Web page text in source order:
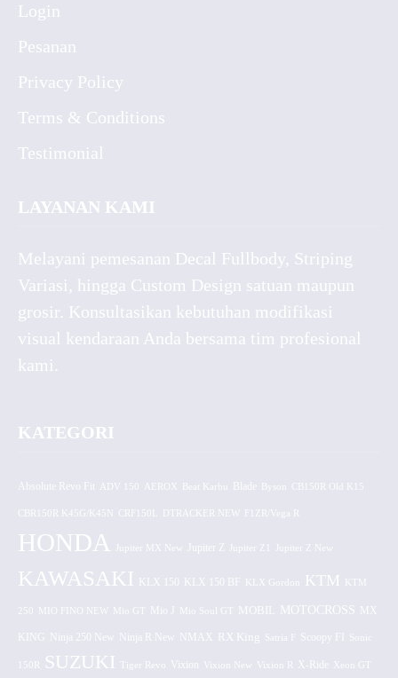
Login
Pesanan
Privacy Policy
Terms & Conditions
Testimonial
LAYANAN KAMI
Melayani pemesanan Decal Fullbody, Striping
Variasi, hingga Custom Design satuan maupun
grosir. Konsultasikan kebutuhan modifikasi
visual kendaraan Anda bersama tim profesional
kami.
KATEGORI
Absolute Revo Fit ADV 150 AEROX CB150R Old K15
CBR150R K45G/K45N CRF150L DTRACKER NEW F1ZR/Vega R
HONDA Jupiter MX New Jupiter Z Jupiter Z1 Jupiter Z New
KAWASAKI KLX 150 KLX 150 BF KLX Gordon KTM KTM
250 MIO FINO NEW Mio GT Mio J Mio Soul GT MOBIL MOTOCROSS MX
KING Ninja 250 New Ninja R New NMAX RX King Satria F Scoopy FI Sonic
150R SUZUKI Tiger Revo Vixion Vixion New Vixion R X-Ride Xeon GT